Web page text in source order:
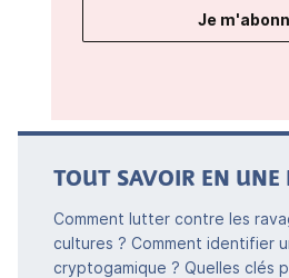
Je
TOUT SAVOIR EN UNE
Comment lutter contre les
cultures ? Comment identifier
cryptogamique ? Quelles clés